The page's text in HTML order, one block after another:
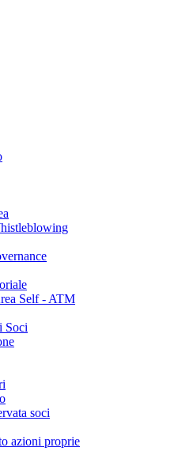
Self - ATM
Soci
soci
azioni proprie